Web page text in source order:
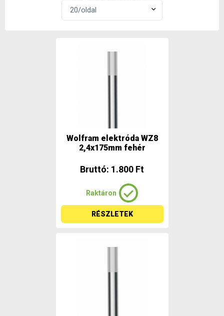
Wolfram elektróda WZ8
2,4x175mm fehér
Bruttó: 1.800 Ft
Raktáron
RÉSZLETEK